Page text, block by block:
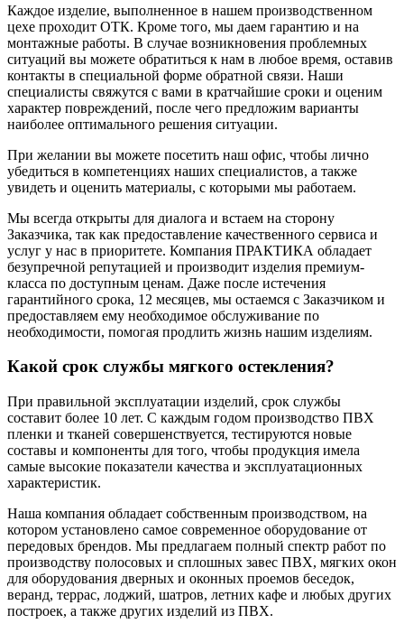
Каждое изделие, выполненное в нашем производственном
цехе проходит ОТК. Кроме того, мы даем гарантию и на
монтажные работы. В случае возникновения проблемных
ситуаций вы можете обратиться к нам в любое время, оставив
контакты в специальной форме обратной связи. Наши
специалисты свяжутся с вами в кратчайшие сроки и оценим
характер повреждений, после чего предложим варианты
наиболее оптимального решения ситуации.
При желании вы можете посетить наш офис, чтобы лично
убедиться в компетенциях наших специалистов, а также
увидеть и оценить материалы, с которыми мы работаем.
Мы всегда открыты для диалога и встаем на сторону
Заказчика, так как предоставление качественного сервиса и
услуг у нас в приоритете. Компания ПРАКТИКА обладает
безупречной репутацией и производит изделия премиум-
класса по доступным ценам. Даже после истечения
гарантийного срока, 12 месяцев, мы остаемся с Заказчиком и
предоставляем ему необходимое обслуживание по
необходимости, помогая продлить жизнь нашим изделиям.
Какой срок службы мягкого остекления?
При правильной эксплуатации изделий, срок службы
составит более 10 лет. С каждым годом производство ПВХ
пленки и тканей совершенствуется, тестируются новые
составы и компоненты для того, чтобы продукция имела
самые высокие показатели качества и эксплуатационных
характеристик.
Наша компания обладает собственным производством, на
котором установлено самое современное оборудование от
передовых брендов. Мы предлагаем полный спектр работ по
производству полосовых и сплошных завес ПВХ, мягких окон
для оборудования дверных и оконных проемов беседок,
веранд, террас, лоджий, шатров, летних кафе и любых других
построек, а также других изделий из ПВХ.